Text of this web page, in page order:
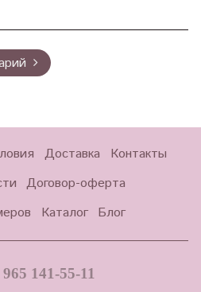
Доставка
Контакты
Договор-оферта
Каталог Блог
141-55-11